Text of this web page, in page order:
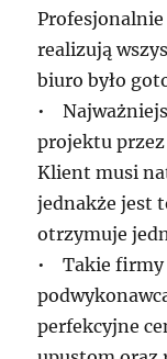
realizują
biuro było
•
projektu
Klient musi
jednakże jest
otrzymuje
• Takie firmy
perfekcyjne